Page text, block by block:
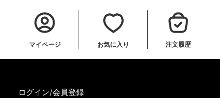
マイページ お気に入り 注文履歴
ログイン/会員登録